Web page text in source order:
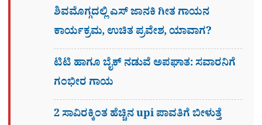
ಶಿವಮೊಗ್ಗದಲ್ಲಿ ಎಸ್​ ಜಾನಕಿ ಗೀತ ಗಾಯನ
ಕಾರ್ಯಕ್ರಮ, ಉಚಿತ ಪ್ರವೇಶ, ಯಾವಾಗ?
ಟಿಟಿ ಹಾಗೂ ಬೈಕ್ ನಡುವೆ ಅಪಘಾತ: ಸವಾರನಿಗೆ
ಗಂಭೀರ ಗಾಯ
2 ಸಾವಿರಕ್ಕಿಂತ ಹೆಚ್ಚಿನ upi ಪಾವತಿಗೆ ಬೀಳುತ್ತೆ